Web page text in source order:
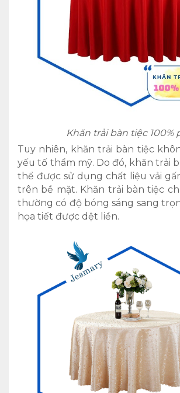
Khăn trải bàn tiệc 100%
Tuy nhiên, khăn trải bàn tiệc
yếu tố thẩm mỹ. Do đó, khăn trải
thể được sử dụng chất liệu vải
trên bề mặt. Khăn trải bàn tiệc
thường có độ bóng sáng sang
họa tiết được dệt liền.